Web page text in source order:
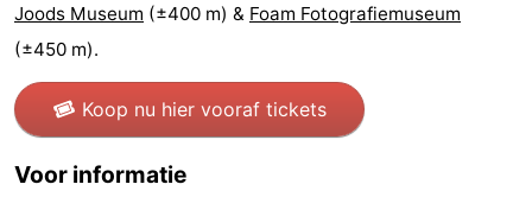
-
Parkeren
Tips
voor
Medische
Joods Museum (±400 m) & Foam Fotografiemuseum
(±450 m).
Koop nu hier vooraf tickets
Voor informatie